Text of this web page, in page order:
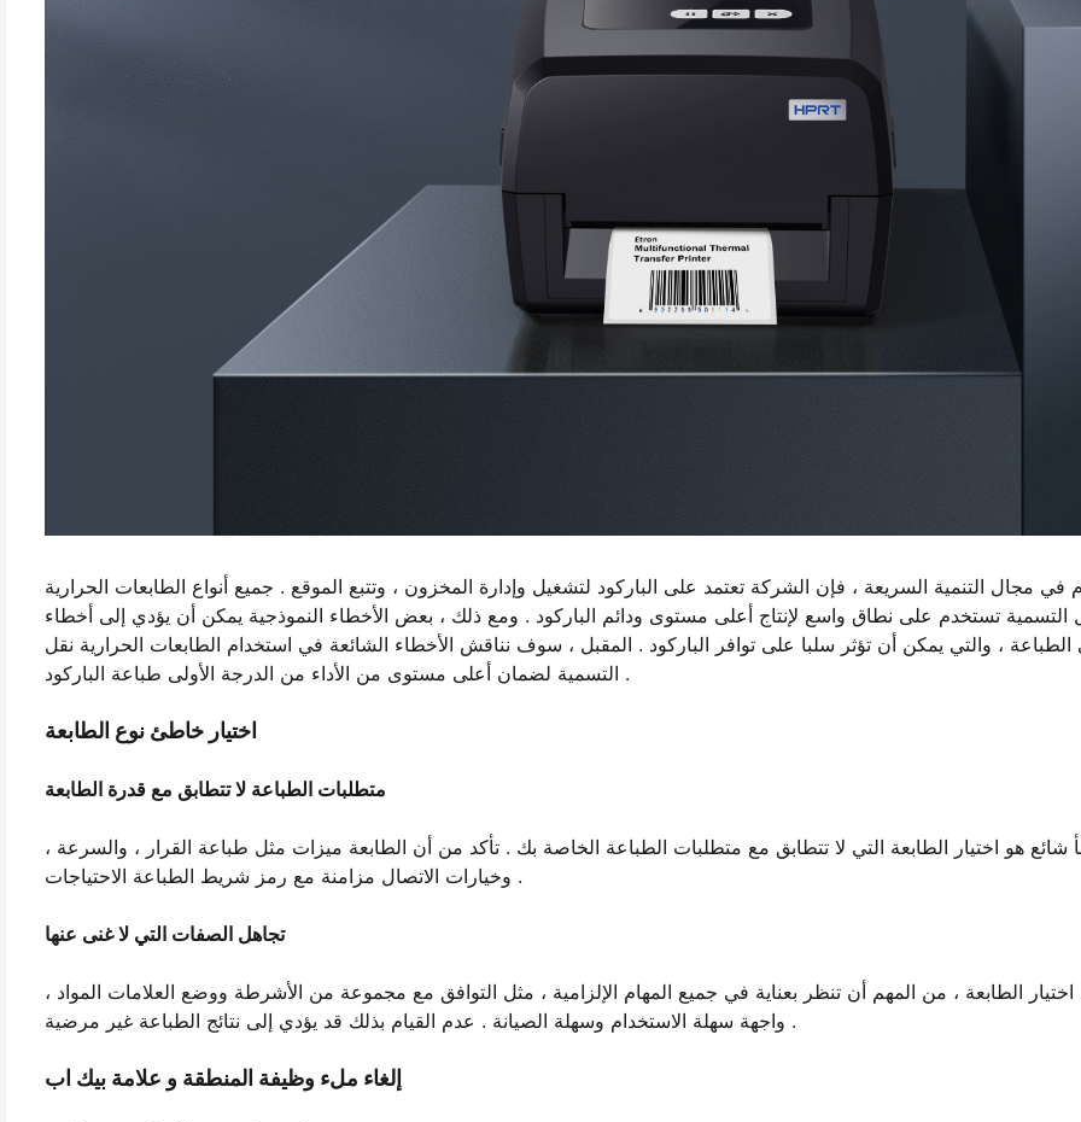
في مجال التنمية السريعة ، فإن الشركة تعتمد على الباركود لتشغيل وإدارة المخزون ، وتتبع الموقع . جميع أنواع الطابعات الحرارية
التسمية تستخدم على نطاق واسع لإنتاج أعلى مستوى ودائم الباركود . ومع ذلك ، بعض الأخطاء النموذجية يمكن أن يؤدي إلى أخطاء
، والتي يمكن أن تؤثر سلبا على توافر الباركود . المقبل ، سوف نناقش الأخطاء الشائعة في استخدام الطابعات الحرارية نقل
التسمية لضمان أعلى مستوى من الأداء من الدرجة الأولى طباعة الباركود .
اختيار خاطئ نوع الطابعة
متطلبات الطباعة لا تتطابق مع قدرة الطابعة
شائع هو اختيار الطابعة التي لا تتطابق مع متطلبات الطباعة الخاصة بك . تأكد من أن الطابعة ميزات مثل طباعة القرار ، والسرعة ،
وخيارات الاتصال مزامنة مع رمز شريط الطباعة الاحتياجات .
تجاهل الصفات التي لا غنى عنها
اختيار الطابعة ، من المهم أن تنظر بعناية في جميع المهام الإلزامية ، مثل التوافق مع مجموعة من الأشرطة ووضع العلامات المواد ،
واجهة سهلة الاستخدام وسهلة الصيانة . عدم القيام بذلك قد يؤدي إلى نتائج الطباعة غير مرضية .
إلغاء ملء وظيفة المنطقة و علامة بيك اب